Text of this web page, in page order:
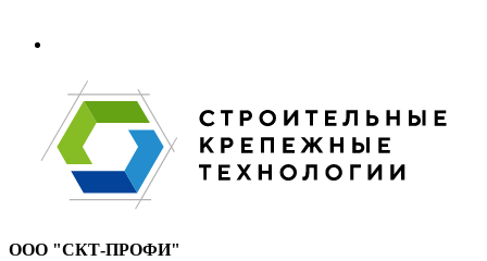
ООО "СКТ-ПРОФИ"